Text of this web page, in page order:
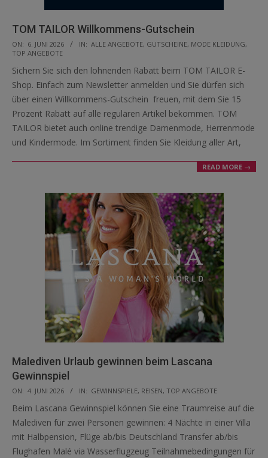
TOM TAILOR Willkommens-Gutschein
2026-
06-
06
ON: 6. JUNI 2026 IN: ALLE ANGEBOTE, GUTSCHEINE, MODE KLEIDUNG,
TOP ANGEBOTE
Sichern Sie sich den lohnenden Rabatt beim TOM TAILOR E-
Shop. Einfach zum Newsletter anmelden und Sie dürfen sich
über einen Willkommens-Gutschein freuen, mit dem Sie 15
Prozent Rabatt auf alle regulären Artikel bekommen. TOM
TAILOR bietet auch online trendige Damenmode, Herrenmode
und Kindermode. Im Sortiment finden Sie Kleidung aller Art,
READ MORE →
Malediven Urlaub gewinnen beim Lascana
Gewinnspiel
2026-
06-
04
ON: 4. JUNI 2026 IN: GEWINNSPIELE, REISEN, TOP ANGEBOTE
Beim Lascana Gewinnspiel können Sie eine Traumreise auf die
Malediven für zwei Personen gewinnen: 4 Nächte in einer Villa
mit Halbpension, Flüge ab/bis Deutschland Transfer ab/bis
Flughafen Malé via Wasserflugzeug Teilnahmebedingungen für